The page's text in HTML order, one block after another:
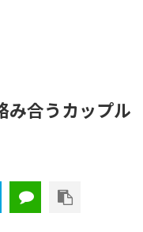
み合うカップル